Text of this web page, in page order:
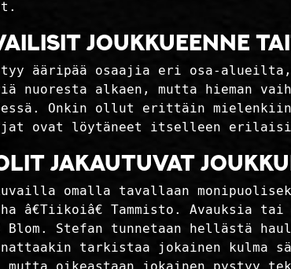
joukkueenne
ääripää osaajia eri osa-alueilta,
nuoresta alkaen, mutta hieman
Onkin ollut erittäin
ovat löytäneet itselleen
jakautuvat
omalla tavallaan
â€Tiikoiâ€ Tammisto. Avauksia
Blom. Stefan tunnetaan
tarkistaa jokainen kulma